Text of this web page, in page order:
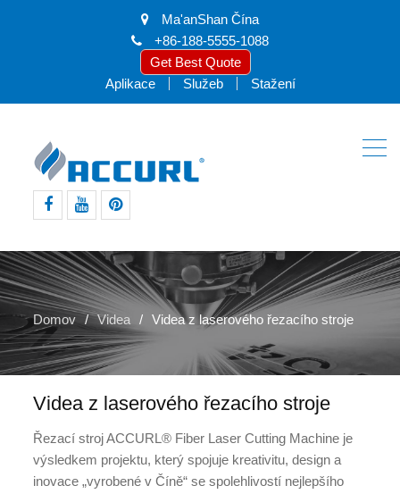
Ma'anShan Čína
+86-188-5555-1088
Get Best Quote
Aplikace
Služeb Stažení
Domov Videa Videa z laserového řezacího stroje
Videa z laserového řezacího stroje
Řezací stroj ACCURL® Fiber Laser Cutting Machine je
výsledkem projektu, který spojuje kreativitu, design a
inovace „vyrobené v Číně“ se spolehlivostí nejlepšího